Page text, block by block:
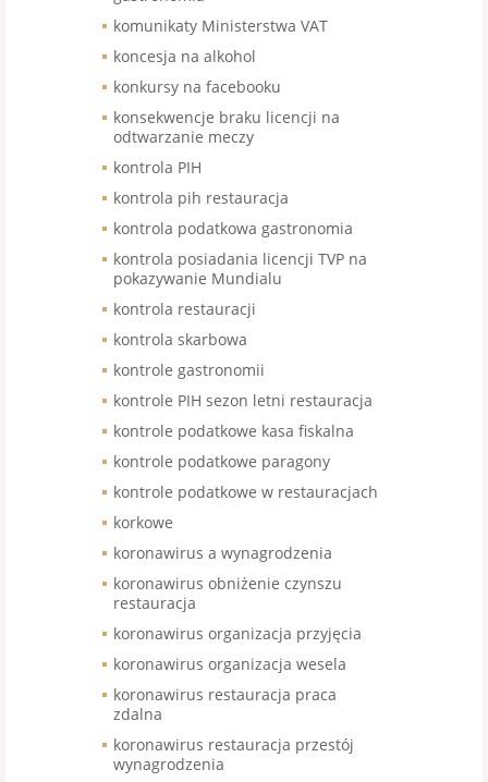
komunikaty Ministerstwa VAT
koncesja na alkohol
konkursy na facebooku
konsekwencje braku licencji na
odtwarzanie meczy
kontrola PIH
kontrola pih restauracja
kontrola podatkowa gastronomia
kontrola posiadania licencji TVP na
pokazywanie Mundialu
kontrola restauracji
kontrola skarbowa
kontrole gastronomii
kontrole PIH sezon letni restauracja
kontrole podatkowe kasa fiskalna
kontrole podatkowe paragony
kontrole podatkowe w restauracjach
korkowe
koronawirus a wynagrodzenia
koronawirus obniżenie czynszu
restauracja
koronawirus organizacja przyjęcia
koronawirus organizacja wesela
koronawirus restauracja praca
zdalna
koronawirus restauracja przestój
wynagrodzenia